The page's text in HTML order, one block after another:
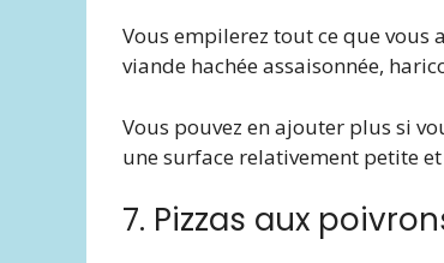
Vous empilerez tout ce que vous
viande hachée assaisonnée,
Vous pouvez en ajouter plus si
une surface relativement petite
7. Pizzas aux